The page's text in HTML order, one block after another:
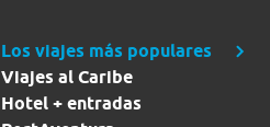
Los viajes más populares
Viajes al Caribe
Hotel + entradas